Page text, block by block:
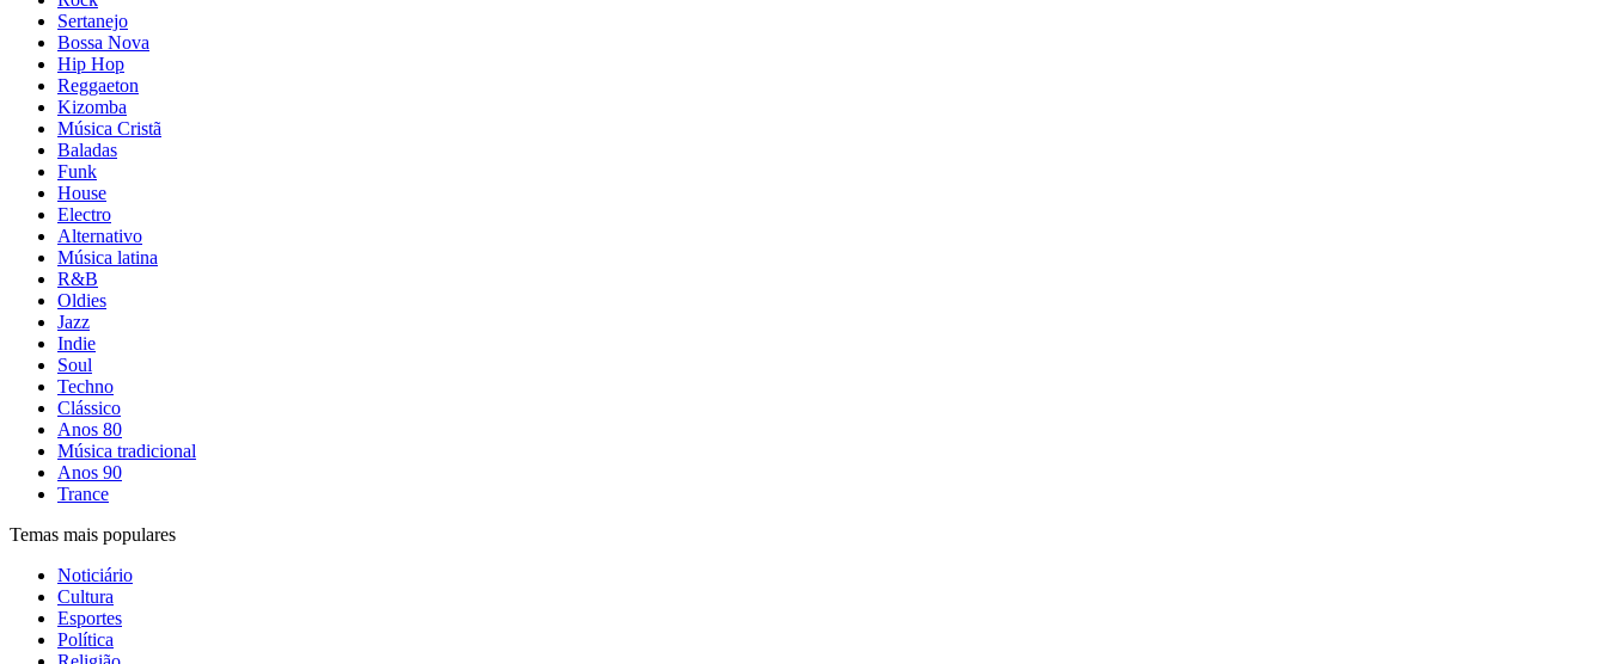
Sertanejo
Bossa Nova
Hip Hop
Reggaeton
Kizomba
Música Cristã
Baladas
Funk
House
Electro
Alternativo
Música latina
R&B
Oldies
Jazz
Indie
Soul
Techno
Clássico
Anos 80
Música tradicional
Anos 90
Trance
Temas mais populares
Noticiário
Cultura
Esportes
Política